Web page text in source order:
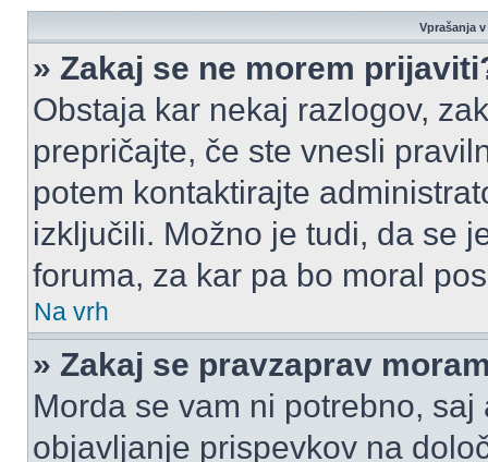
Vprašanja
» Zakaj se ne morem
Obstaja kar nekaj razlogov,
prepričajte, če ste vnesli
potem kontaktirajte
izključili. Možno je tudi, da se
foruma, za kar pa bo moral
Na vrh
» Zakaj se pravzaprav
Morda se vam ni potrebno,
objavljanje prispevkov na